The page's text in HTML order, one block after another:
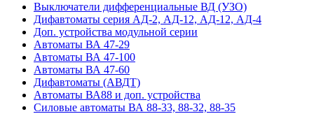
Выключатели дифференциальные ВД (УЗО)
Дифавтоматы серия АД-2, АД-12, АД-12, АД-4
Доп. устройства модульной серии
Автоматы ВА 47-29
Автоматы ВА 47-100
Автоматы ВА 47-60
Дифавтоматы (АВДТ)
Автоматы ВА88 и доп. устройства
Силовые автоматы ВА 88-33, 88-32, 88-35